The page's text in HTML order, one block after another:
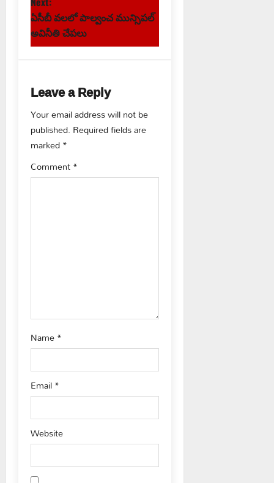
s
t
a
v
i
g
ఏసీబీ వలలో పాల్వంచ మున్సిపల్
అవినీతి చేపలు
Leave a Reply
Your email address will not be
published. Required fields are
marked*
Comment*
Name*
Email*
Website